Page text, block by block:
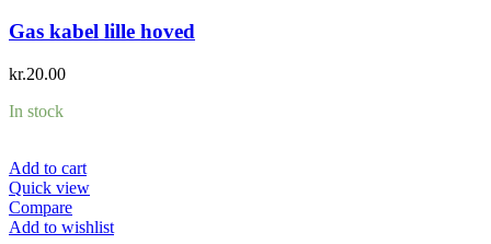
Gas kabel lille hoved
kr.20.00
In stock
Add to cart
Quick view
Compare
Add to wishlist